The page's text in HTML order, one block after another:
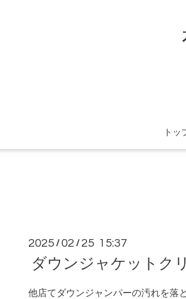
トッ
2025 / 02 / 25 15:37
ダウンジャケットク
他店てダウンジャンパーの汚れを落